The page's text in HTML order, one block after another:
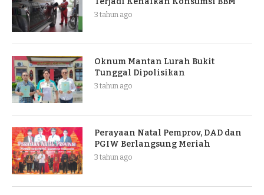
3 tahun ago
Oknum Mantan Lurah Bukit
Tunggal Dipolisikan
3 tahun ago
Perayaan Natal Pemprov, DAD dan
PGIW Berlangsung Meriah
3 tahun ago